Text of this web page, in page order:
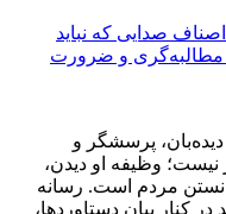
صدایی که نباید
مطالبه‌گری و ضرورت
پرسشگر و
نیست؛ وظیفه او دیدن،
مردم است. رسانه
کنار بیان دستاوردها،